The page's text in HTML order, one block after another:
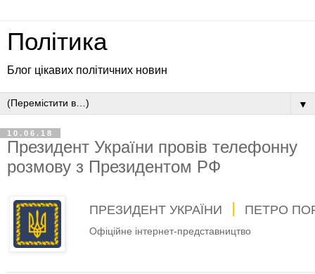
Політика
Блог цікавих політичних новин
▼
10.06.18
Президент України провів телефонну
розмову з Президентом РФ
ПРЕЗИДЕНТ УКРАЇНИ ПЕТРО
Офіційне інтернет-представництво